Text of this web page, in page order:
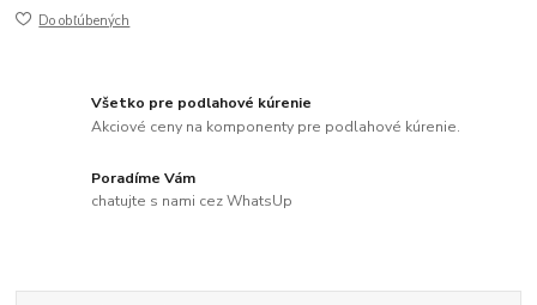
Do obľúbených
Všetko pre podlahové kúrenie
Akciové ceny na komponenty pre podlahové kúrenie.
Poradíme Vám
chatujte s nami cez WhatsUp